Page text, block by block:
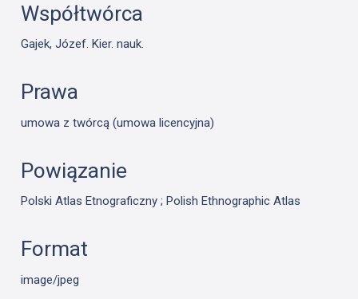
Współtwórca
Gajek, Józef. Kier. nauk.
Prawa
umowa z twórcą (umowa licencyjna)
Powiązanie
Polski Atlas Etnograficzny ; Polish Ethnographic Atlas
Format
image/jpeg